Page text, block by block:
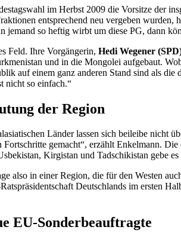
im Herbst 2009 die Vorsitze der
entsprechend neu vergeben
jemand so heftig wirbt um diese PG, dann
Feld. Ihre Vorgängerin, Hedi Wegener
und in die Mongolei aufgebaut.
auf einem ganz anderen Stand sind als
nicht so einfach.“
der Region
Länder lassen sich beileibe
Fortschritte gemacht“, erzählt Enkelmann.
Kirgistan und Tadschikistan gebe
also in einer Region, die für den Westen
Deutschlands im ersten
EU-Sonderbeauftragte